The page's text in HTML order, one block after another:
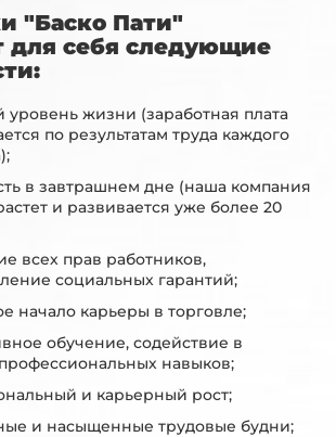
"Баско Пати"
для себя следующие
уровень жизни (заработная плата
по результатам труда каждого
в завтрашнем дне (наша компания
и развивается уже более 20
всех прав работников,
социальных гарантий;
начало карьеры в торговле;
обучение, содействие в
навыков;
и карьерный рост;
и насыщенные трудовые будни;